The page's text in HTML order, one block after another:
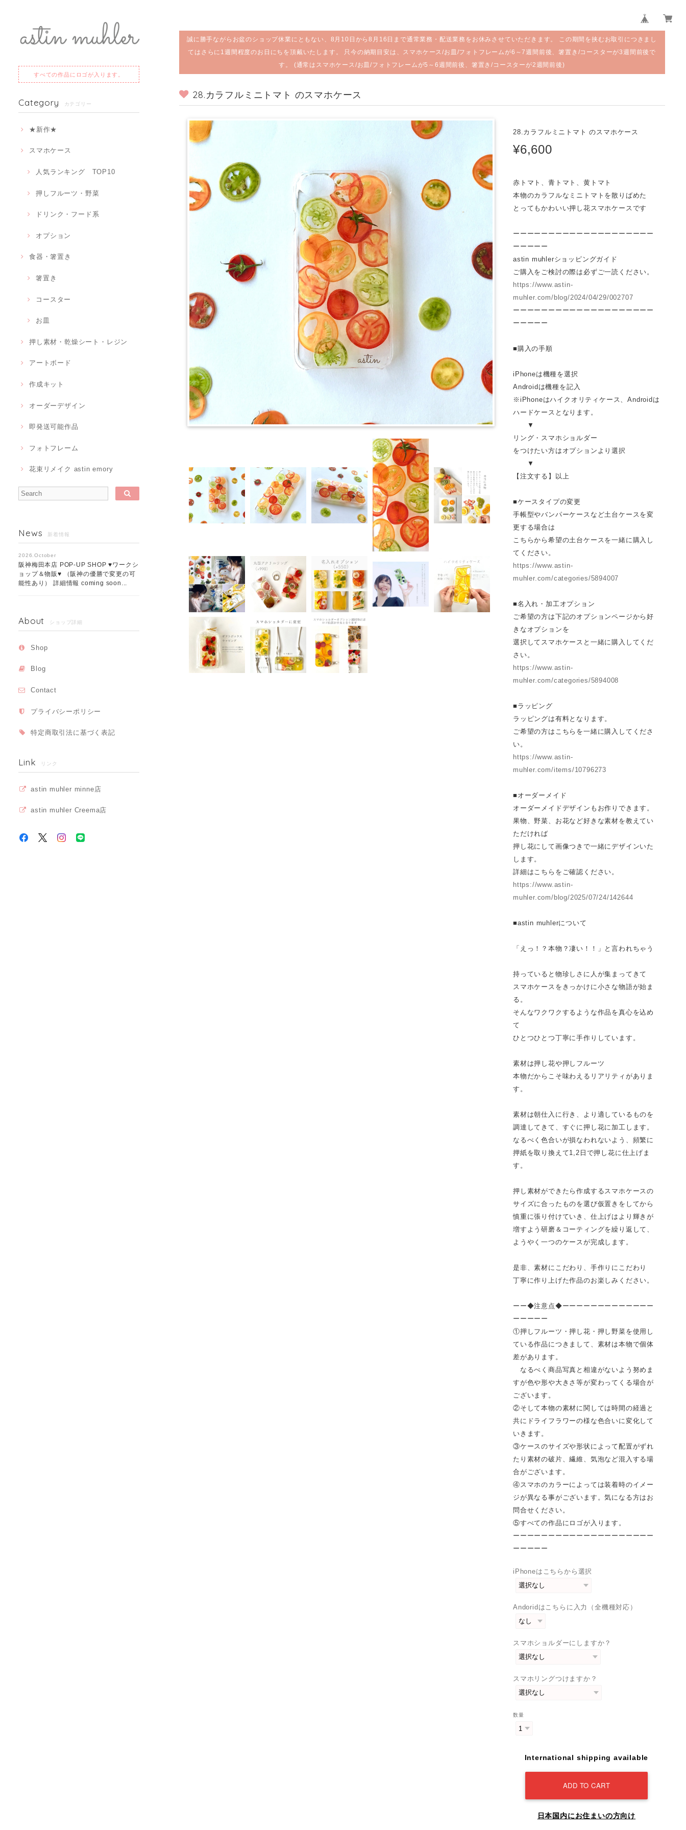
すべての作品にロゴが入ります。
Category カテゴリー
★新作★
スマホケース
人気ランキング TOP10
押しフルーツ・野菜
ドリンク・フード系
オプション
食器・箸置き
箸置き
コースター
お皿
押し素材・乾燥シート・レジン
アートボード
作成キット
オーダーデザイン
即発送可能作品
フォトフレーム
花束リメイク astin emory
News 新着情報
2026.October
阪神梅田本店 POP-UP SHOP ♥ワークシ
ョップ＆物販♥ （阪神の優勝で変更の可
能性あり） 詳細情報 coming soon...
About ショップ詳細
Shop
Blog
Contact
プライバシーポリシー
特定商取引法に基づく表記
Link リンク
astin muhler minne店
astin muhler Creema店
誠に勝手ながらお盆のショップ休業にともない、8月10日から8月16日まで通常業務・配送業務をお休みさせていただきます。 この期間を挟むお取引につきまし
てはさらに1週間程度のお日にちを頂戴いたします。 只今の納期目安は、スマホケース/お皿/フォトフレームが6～7週間前後、箸置き/コースターが3週間前後で
す。 (通常はスマホケース/お皿/フォトフレームが5～6週間前後、箸置き/コースターが2週間前後)
28.カラフルミニトマト のスマホケース
28.カラフルミニトマト のスマホケース
¥6,600
赤トマト、青トマト、黄トマト
本物のカラフルなミニトマトを散りばめた
とってもかわいい押し花スマホケースです
ーーーーーーーーーーーーーーーーーーーー
ーーーーー
astin muhlerショッピングガイド
ご購入をご検討の際は必ずご一読ください。
https://www.astin-
muhler.com/blog/2024/04/29/002707
ーーーーーーーーーーーーーーーーーーーー
ーーーーー
■購入の手順
iPhoneは機種を選択
Androidは機種を記入
※iPhoneはハイクオリティケース、Androidは
ハードケースとなります。
▼
リング・スマホショルダー
をつけたい方はオプションより選択
▼
【注文する】以上
■ケースタイプの変更
手帳型やバンパーケースなど土台ケースを変
更する場合は
こちらから希望の土台ケースを一緒に購入し
てください。
https://www.astin-
muhler.com/categories/5894007
■名入れ・加工オプション
ご希望の方は下記のオプションページから好
きなオプションを
選択してスマホケースと一緒に購入してくだ
さい。
https://www.astin-
muhler.com/categories/5894008
■ラッピング
ラッピングは有料となります。
ご希望の方はこちらを一緒に購入してくださ
い。
https://www.astin-
muhler.com/items/10796273
■オーダーメイド
オーダーメイドデザインもお作りできます。
果物、野菜、お花など好きな素材を教えてい
ただければ
押し花にして画像つきで一緒にデザインいた
します。
詳細はこちらをご確認ください。
https://www.astin-
muhler.com/blog/2025/07/24/142644
■astin muhlerについて
「えっ！？本物？凄い！！」と言われちゃう
持っていると物珍しさに人が集まってきて
スマホケースをきっかけに小さな物語が始ま
る。
そんなワクワクするような作品を真心を込め
て
ひとつひとつ丁寧に手作りしています。
素材は押し花や押しフルーツ
本物だからこそ味わえるリアリティがありま
す。
素材は朝仕入に行き、より適しているものを
調達してきて、すぐに押し花に加工します。
なるべく色合いが損なわれないよう、頻繁に
押紙を取り換えて1,2日で押し花に仕上げま
す。
押し素材ができたら作成するスマホケースの
サイズに合ったものを選び仮置きをしてから
慎重に張り付けていき、仕上げはより輝きが
増すよう研磨＆コーティングを繰り返して、
ようやく一つのケースが完成します。
是非、素材にこだわり、手作りにこだわり
丁寧に作り上げた作品のお楽しみください。
ーー◆注意点◆ーーーーーーーーーーーーー
ーーーーー
①押しフルーツ・押し花・押し野菜を使用し
ている作品につきまして、素材は本物で個体
差があります。
なるべく商品写真と相違がないよう努めま
すが色や形や大きさ等が変わってくる場合が
ございます。
②そして本物の素材に関しては時間の経過と
共にドライフラワーの様な色合いに変化して
いきます。
③ケースのサイズや形状によって配置がずれ
たり素材の破片、繊維、気泡など混入する場
合がございます。
④スマホのカラーによっては装着時のイメー
ジが異なる事がございます。気になる方はお
問合せください。
⑤すべての作品にロゴが入ります。
ーーーーーーーーーーーーーーーーーーーー
ーーーーー
iPhoneはこちらから選択
Andoridはこちらに入力（全機種対応）
スマホショルダーにしますか？
スマホリングつけますか？
数量
International shipping available
ADD TO CART
日本国内にお住まいの方向け